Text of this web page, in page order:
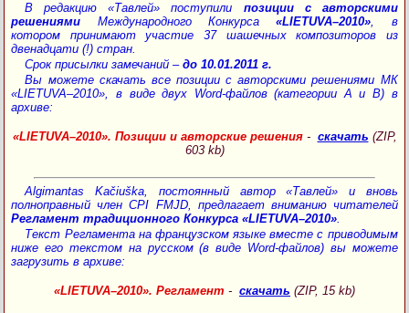
В редакцию «Тавлей» поступили позиции с авторскими
решениями Международного Конкурса«LIETUVA–2010», в
котором принимают участие 37 шашечных композиторов из
двенадцати (!) стран.
Срок присылки замечаний –до 10.01.2011 г.
Вы можете скачать все позиции с авторскими решениями МК
«LIETUVA–2010», в виде двух Word-файлов (категории A и B) в
архиве:
«LIETUVA–2010». Позиции и авторские решения- скачать (ZIP,
603 kb)
Algimantas Kačiuška, постоянный автор «Тавлей» и вновь
полноправный член CPI FMJD, предлагает вниманию читателей
Регламент традиционного Конкурса «LIETUVA–2010».
Текст Регламента на французском языке вместе с приводимым
ниже его текстом на русском (в виде Word-файлов) вы можете
загрузить в архиве:
«LIETUVA–2010». Регламент - скачать (ZIP, 15 kb)